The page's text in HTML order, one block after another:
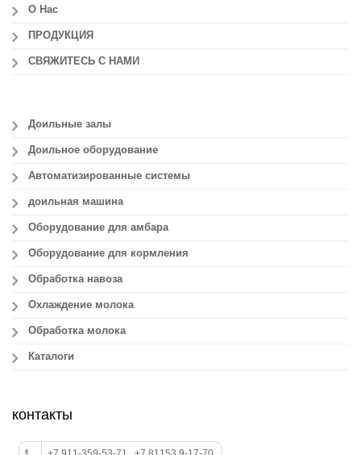
О Нас
ПРОДУКЦИЯ
СВЯЖИТЕСЬ С НАМИ
Доильные залы
Доильное оборудование
Автоматизированные системы
доильная машина
Оборудование для амбара
Оборудование для кормления
Обработка навоза
Охлаждение молока
Обработка молока
Каталоги
контакты